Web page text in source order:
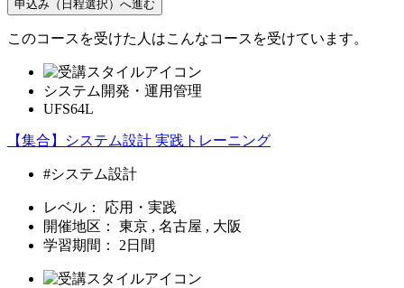
申込み（日程選択）へ進む
このコースを受けた人はこんなコースを受けています。
システム開発・運用管理
UFS64L
【集合】システム設計 実践トレーニング
#システム設計
レベル：
応用・実践
開催地区：
東京 , 名古屋 , 大阪
学習期間：
2日間